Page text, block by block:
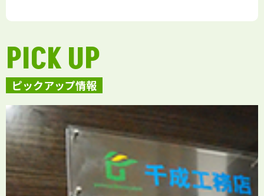
ピックアップ情報
PICK UP